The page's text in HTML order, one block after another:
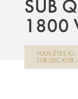
SUB
1800
VOUS ÊTES ICI :
SUB QSC K118